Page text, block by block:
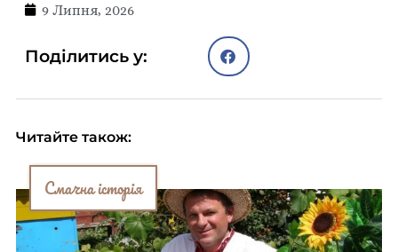
9 Липня, 2026
Поділитись у:
Читайте також:
Смачна історія